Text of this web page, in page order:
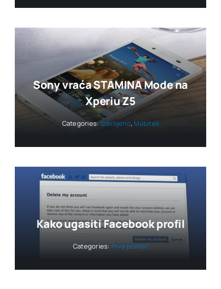
Sony vraća STAMINA Mode na
Xperiu Z5
Categories:Izdvojeno, Mobiteli
Kako ugasiti Facebook profil
Categories: Prva pomoć